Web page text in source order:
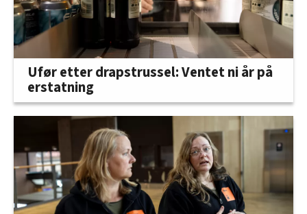
Ufør etter drapstrussel: Ventet ni år på
erstatning